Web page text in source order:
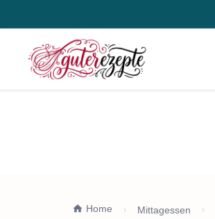
Home Mittagessen